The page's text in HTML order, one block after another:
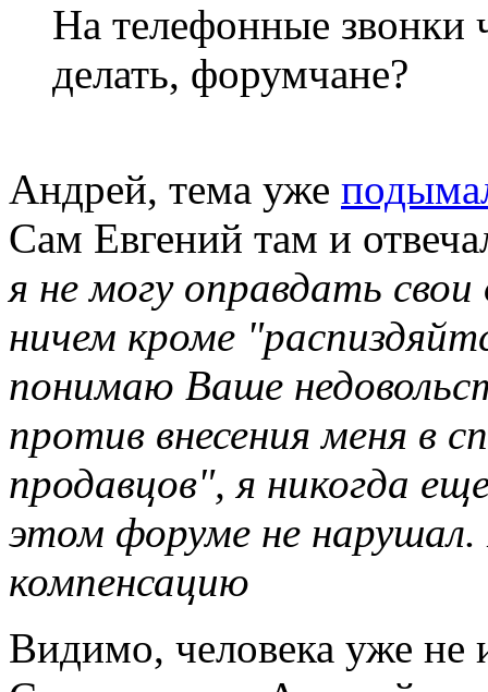
На телефонные звонки
делать, форумчане?
Андрей, тема уже
Сам Евгений там и
я не могу оправдать
ничем кроме
понимаю Ваше
против внесения меня в
продавцов", я никогда
этом форуме не
компенсацию
Видимо, человека уже не